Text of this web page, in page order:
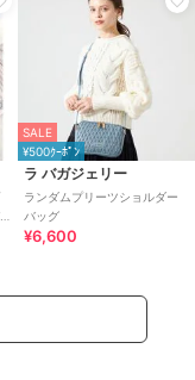
SALE
¥500ｸｰﾎﾟﾝ
ラ バガジェリー
ランダムプリーツショルダー
バッグ
¥6,600